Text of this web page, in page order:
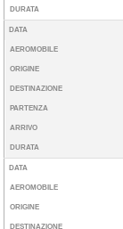
DURATA
DATA
AEROMOBILE
ORIGINE
DESTINAZIONE
PARTENZA
ARRIVO
DURATA
DATA
AEROMOBILE
ORIGINE
DESTINAZIONE